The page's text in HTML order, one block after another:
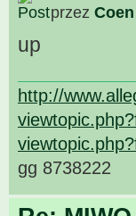
przez Coen
up
http://
gg 8738222